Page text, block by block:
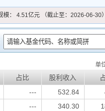
： 4.51亿元 （截止至：2026-06-30）
单
占比 股利收入
--- 532.84
--- 340.30